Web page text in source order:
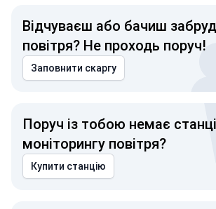
Відчуваєш або бачиш
повітря? Не проходь поруч!
Заповнити скаргу
Поруч із тобою немає
моніторингу повітря?
Купити станцію